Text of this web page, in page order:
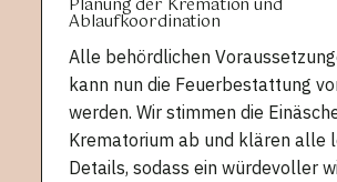
Planung der Kremation und
Ablaufkoordination
Alle behördlichen
kann nun die Feuerbestattung
werden. Wir stimmen die
Krematorium ab und klären alle
Details, sodass ein würdevoller